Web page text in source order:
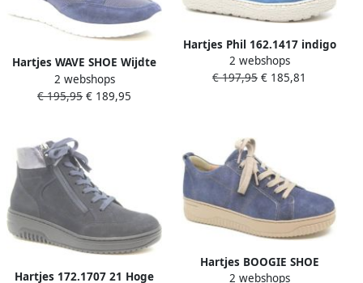
Hartjes WAVE SHOE Wijdte
G½
2 webshops
€ 195,95 € 189,95
Hartjes Phil 162.1417 indigo
Blauw
2 webshops
€ 197,95 € 185,81
Hartjes 172.1707 21 Hoge
Hartjes BOOGIE SHOE
162.1955\40 65.00
2 webshops